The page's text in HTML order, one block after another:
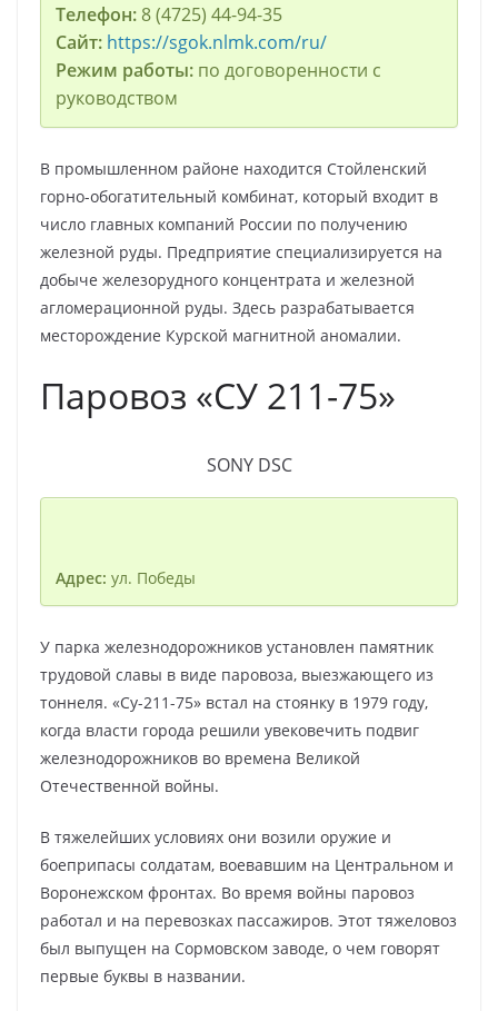
Телефон:8 (4725) 44-94-35
Сайт: https://sgok.nlmk.com/ru/
Режим работы:по договоренности с
руководством
В промышленном районе находится Стойленский
горно-обогатительный комбинат, который входит в
число главных компаний России по получению
железной руды. Предприятие специализируется на
добыче железорудного концентрата и железной
агломерационной руды. Здесь разрабатывается
месторождение Курской магнитной аномалии.
Паровоз «СУ 211-75»
SONY DSC
Адрес: ул. Победы
У парка железнодорожников установлен памятник
трудовой славы в виде паровоза, выезжающего из
тоннеля. «Су-211-75» встал на стоянку в 1979 году,
когда власти города решили увековечить подвиг
железнодорожников во времена Великой
Отечественной войны.
В тяжелейших условиях они возили оружие и
боеприпасы солдатам, воевавшим на Центральном и
Воронежском фронтах. Во время войны паровоз
работал и на перевозках пассажиров. Этот тяжеловоз
был выпущен на Сормовском заводе, о чем говорят
первые буквы в названии.